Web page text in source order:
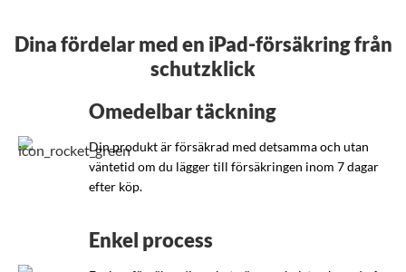
Dina fördelar med en iPad-försäkring från
schutzklick
Omedelbar täckning
Din produkt är försäkrad med detsamma och utan
väntetid om du lägger till försäkringen inom 7 dagar
efter köp.
Enkel process